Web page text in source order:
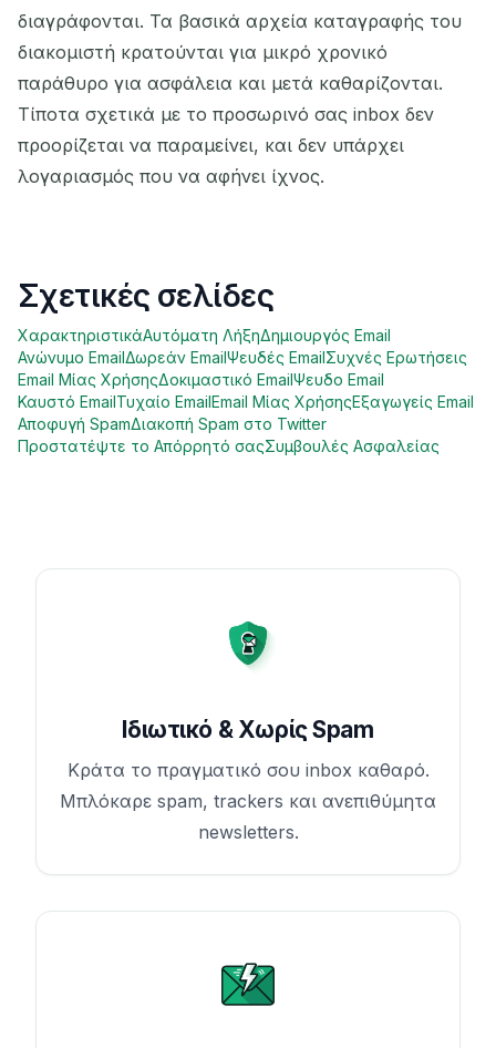
διαγράφονται. Τα βασικά αρχεία καταγραφής του
διακομιστή κρατούνται για μικρό χρονικό
παράθυρο για ασφάλεια και μετά καθαρίζονται.
Τίποτα σχετικά με το προσωρινό σας inbox δεν
προορίζεται να παραμείνει, και δεν υπάρχει
λογαριασμός που να αφήνει ίχνος.
Σχετικές σελίδες
ΧαρακτηριστικάΑυτόματη ΛήξηΔημιουργός Email
Ανώνυμο EmailΔωρεάν EmailΨευδές EmailΣυχνές Ερωτήσεις
Email Μίας ΧρήσηςΔοκιμαστικό EmailΨευδο Email
Καυστό EmailΤυχαίο EmailEmail Μίας ΧρήσηςΕξαγωγείς Email
Αποφυγή SpamΔιακοπή Spam στο Twitter
Προστατέψτε το Απόρρητό σαςΣυμβουλές Ασφαλείας
Ιδιωτικό & Χωρίς Spam
Κράτα το πραγματικό σου inbox καθαρό.
Μπλόκαρε spam, trackers και ανεπιθύμητα
newsletters.